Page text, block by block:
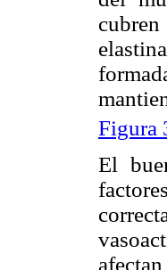
Figura
El